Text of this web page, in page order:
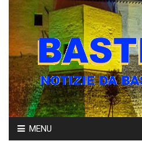
Skip
to
MENU